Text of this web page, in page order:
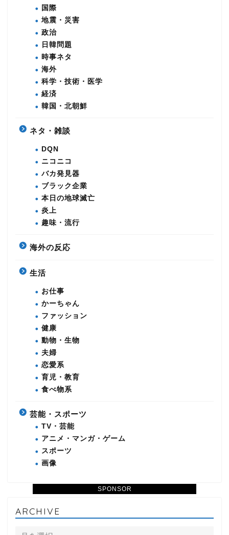
SPONSOR
国際
地震・災害
政治
日韓問題
時事ネタ
海外
科学・技術・医学
経済
韓国・北朝鮮
ネタ・雑談
DQN
ニコニコ
バカ発見器
ブラック企業
本日の地球滅亡
炎上
趣味・流行
海外の反応
生活
お仕事
かーちゃん
ファッション
健康
動物・生物
夫婦
恋愛系
育児・教育
食べ物系
芸能・スポーツ
TV・芸能
アニメ・マンガ・ゲーム
スポーツ
画像
ARCHIVE